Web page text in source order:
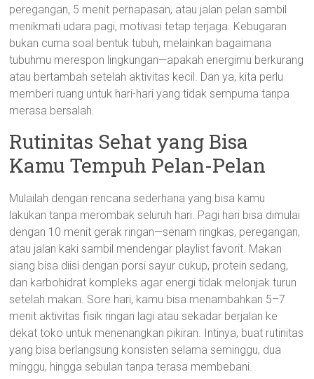
peregangan, 5 menit pernapasan, atau jalan pelan sambil
menikmati udara pagi, motivasi tetap terjaga. Kebugaran
bukan cuma soal bentuk tubuh, melainkan bagaimana
tubuhmu merespon lingkungan—apakah energimu berkurang
atau bertambah setelah aktivitas kecil. Dan ya, kita perlu
memberi ruang untuk hari-hari yang tidak sempurna tanpa
merasa bersalah.
Rutinitas Sehat yang Bisa
Kamu Tempuh Pelan-Pelan
Mulailah dengan rencana sederhana yang bisa kamu
lakukan tanpa merombak seluruh hari. Pagi hari bisa dimulai
dengan 10 menit gerak ringan—senam ringkas, peregangan,
atau jalan kaki sambil mendengar playlist favorit. Makan
siang bisa diisi dengan porsi sayur cukup, protein sedang,
dan karbohidrat kompleks agar energi tidak melonjak turun
setelah makan. Sore hari, kamu bisa menambahkan 5–7
menit aktivitas fisik ringan lagi atau sekadar berjalan ke
dekat toko untuk menenangkan pikiran. Intinya, buat rutinitas
yang bisa berlangsung konsisten selama seminggu, dua
minggu, hingga sebulan tanpa terasa membebani.